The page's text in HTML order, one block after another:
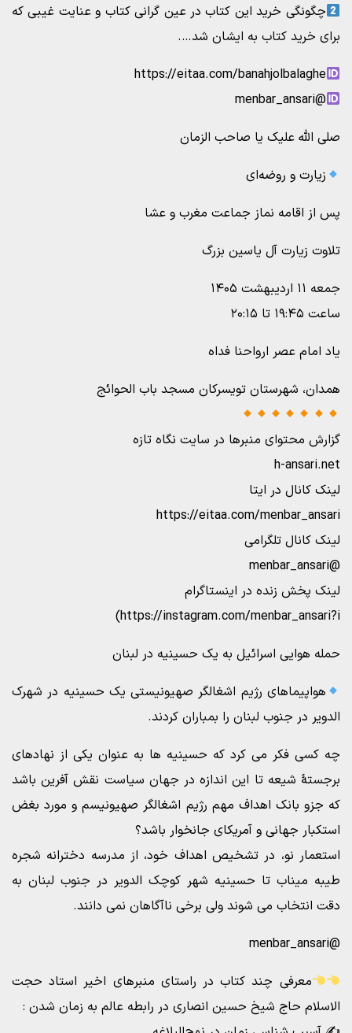
چگونگی خرید این کتاب در عین گرانی کتاب و عنایت غیبی که
برای خرید کتاب به ایشان شد….
https://eitaa.com/banahjolbalaghe
@menbar_ansari
صلی الله علیک یا صاحب الزمان
زیارت و روضه‌ای
پس از اقامه نماز جماعت مغرب و عشا
تلاوت زیارت آل یاسین بزرگ
جمعه ۱۱ اردیبهشت ۱۴۰۵
ساعت ۱۹:۴۵ تا ۲۰:۱۵
یاد امام عصر ارواحنا فداه
همدان، شهرستان تویسرکان مسجد باب الحوائج
گزارش محتوای منبرها در سایت نگاه تازه
h-ansari.net
لینک کانال در ایتا
https://eitaa.com/menbar_ansari
لینک کانال تلگرامی
@menbar_ansari
لینک پخش زنده در اینستاگرام
https://instagram.com/menbar_ansari?i)
حمله هوایی اسرائیل به یک حسینیه در لبنان
هواپیماهای رژیم اشغالگر صهیونیستی یک حسینیه در شهرک
الدویر در جنوب لبنان را بمباران کردند.
چه کسی فکر می کرد که حسینیه ها به عنوان یکی از نهادهای
برجستۀ شیعه تا این اندازه در جهان سیاست نقش آفرین باشد
که جزو بانک اهداف مهم رژیم اشغالگر صهیونیسم و مورد بغض
استکبار جهانی و آمریکای جانخوار باشد؟
استعمار نو، در تشخیص اهداف خود، از مدرسه دخترانه شجره
طیبه میناب تا حسینیه شهر کوچک الدویر در جنوب لبنان به
دقت انتخاب می شوند ولی برخی ناآگاهان نمی دانند.
@menbar_ansari
معرفی چند کتاب در راستای منبرهای اخیر استاد حجت
الاسلام حاج شیخ حسین انصاری در رابطه عالم به زمان شدن :